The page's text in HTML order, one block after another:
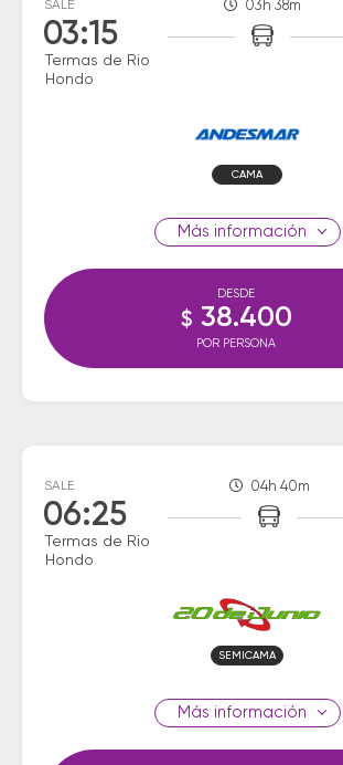
SALE
03:15
Termas de Rio
Hondo
03h 38m
CAMA
información
DESDE
$ 38.400
POR PERSONA
SALE
06:25
Termas de Rio
Hondo
04h 40m
SEMICAMA
información